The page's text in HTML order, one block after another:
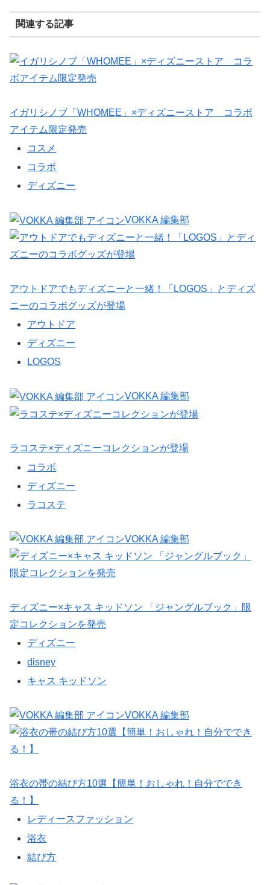
関連する記事
イガリシノブ「WHOMEE」×ディズニーストア コラボ
アイテム限定発売
コスメ
コラボ
ディズニー
VOKKA 編集部
アウトドアでもディズニーと一緒！「LOGOS」とディズ
ニーのコラボグッズが登場
アウトドア
ディズニー
LOGOS
VOKKA 編集部
ラコステ×ディズニーコレクションが登場
コラボ
ディズニー
ラコステ
VOKKA 編集部
ディズニー×キャス キッドソン 「ジャングルブック」限
定コレクションを発売
ディズニー
disney
キャス キッドソン
VOKKA 編集部
浴衣の帯の結び方10選【簡単！おしゃれ！自分ででき
る！】
レディースファッション
浴衣
結び方